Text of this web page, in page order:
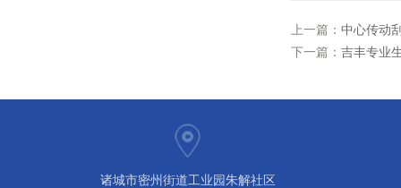
上一篇： 中心传动
下一篇： 吉丰专业
诸城市密州街道工业园朱解社区